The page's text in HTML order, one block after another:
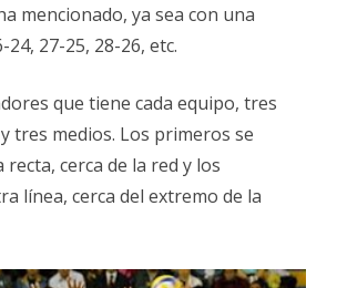
mencionado, ya sea con una
27-25, 28-26, etc.
que tiene cada equipo, tres
tres medios. Los primeros se
recta, cerca de la red y los
línea, cerca del extremo de la